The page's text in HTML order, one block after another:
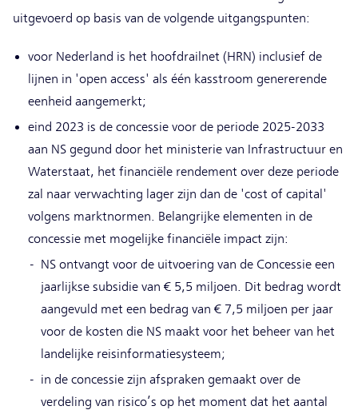
uitgevoerd op basis van de volgende uitgangspunten:
voor Nederland is het hoofdrailnet (HRN) inclusief de
lijnen in 'open access' als één kasstroom genererende
eenheid aangemerkt;
eind 2023 is de concessie voor de periode 2025-2033
aan NS gegund door het ministerie van Infrastructuur en
Waterstaat, het financiële rendement over deze periode
zal naar verwachting lager zijn dan de 'cost of capital'
volgens marktnormen. Belangrijke elementen in de
concessie met mogelijke financiële impact zijn:
NS ontvangt voor de uitvoering van de Concessie een
jaarlijkse subsidie van € 5,5 miljoen. Dit bedrag wordt
aangevuld met een bedrag van € 7,5 miljoen per jaar
voor de kosten die NS maakt voor het beheer van het
landelijke reisinformatiesysteem;
in de concessie zijn afspraken gemaakt over de
verdeling van risico’s op het moment dat het aantal